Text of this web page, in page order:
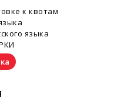
к квотам
языка